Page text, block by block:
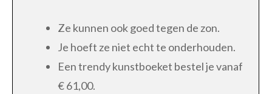
Ze kunnen ook goed tegen de zon.
Je hoeft ze niet echt te onderhouden.
Een trendy kunstboeket bestel je vanaf
€ 61,00.